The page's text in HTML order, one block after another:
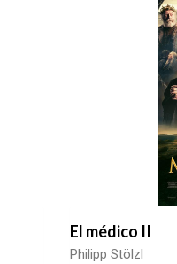
El médico II
Philipp Stölzl